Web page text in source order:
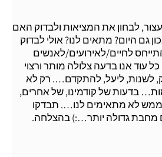
לבחון את המציאות ולבדוק האם
גם היום? מתאים לנו? אולי לבדוק
לחיים/לאירועים/לאנשים
עוד אנו בדעה צלולה מותר ורצוי
לשנות, ליעל, להתקדם…. רק לא
בדעות של קודמינו, של אחרים,
לא מתאימים לנו…. תבדקו
גדולה יותר…:)בהצלחה.